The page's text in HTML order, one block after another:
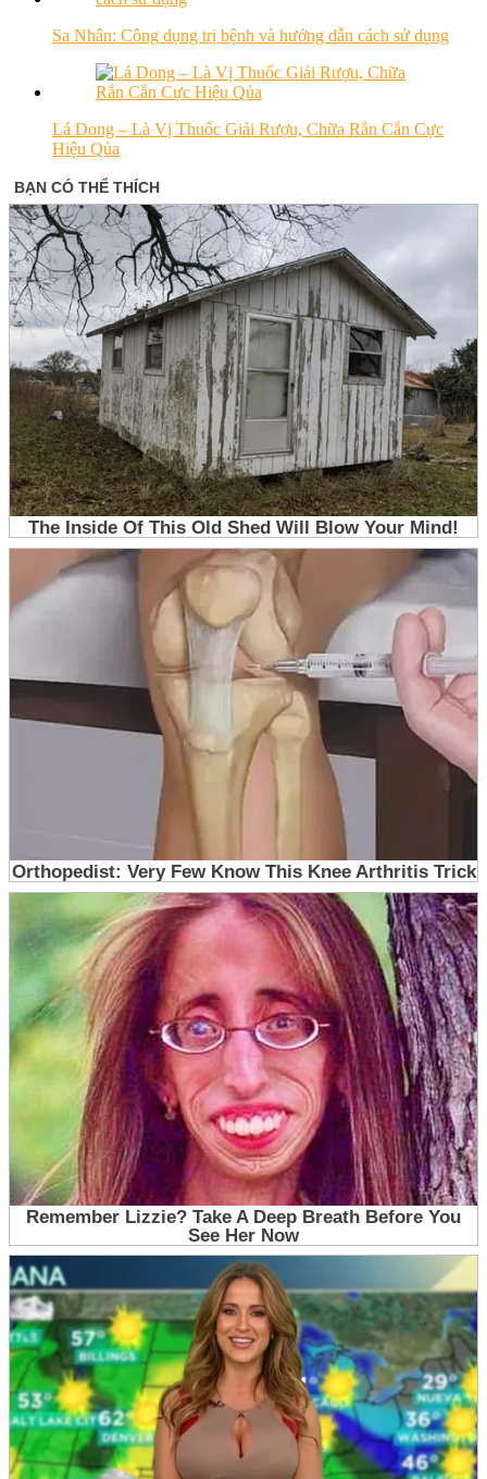
Sa Nhân: Công dụng trị bệnh và hướng dẫn cách sử dụng
Lá Dong – Là Vị Thuốc Giải Rượu, Chữa Rắn Cắn Cực
Hiệu Qủa